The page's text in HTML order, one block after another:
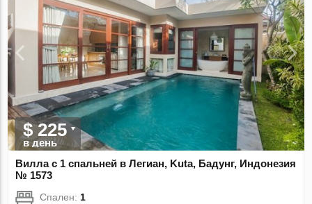
$ 225
в день
Вилла с 1 спальней в Легиан, Kuta, Бадунг, Индонезия
№ 1573
Спален: 1